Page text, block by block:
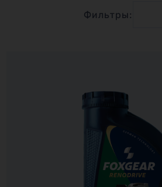
Фильтры: